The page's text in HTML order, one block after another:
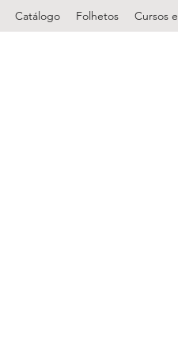
Catálogo Folhetos Cursos